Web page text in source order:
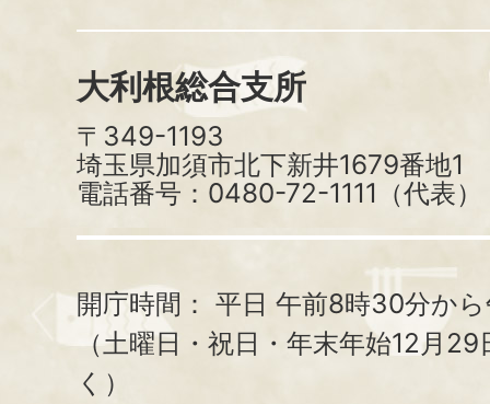
大利根総合支所
〒349-1193
埼玉県加須市北下新井1679番地1
電話番号：0480-72-1111（代表）
開庁時間： 平日 午前8時30分か
（土曜日・祝日・年末年始12月
く）